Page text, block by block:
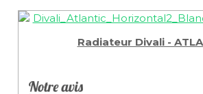
Radiateur Divali -